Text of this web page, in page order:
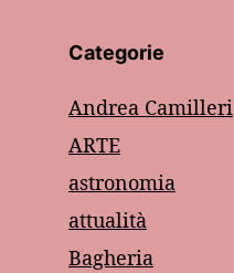
Categorie
Andrea Camilleri
ARTE
astronomia
attualità
Bagheria